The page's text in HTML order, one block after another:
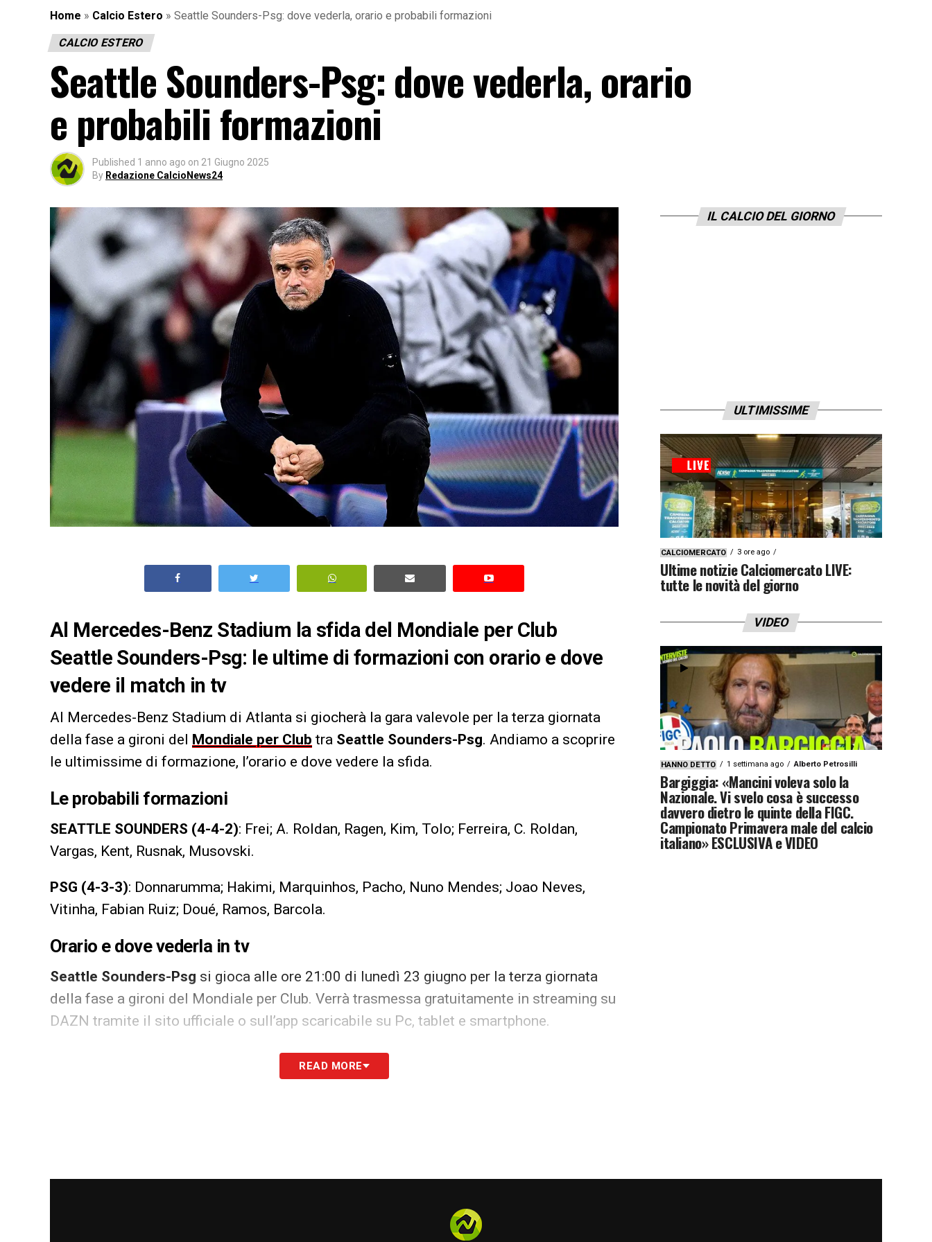
Home » Calcio Estero » Seattle Sounders-Psg: dove vederla, orario e probabili formazioni
CALCIO ESTERO
Seattle Sounders-Psg: dove vederla, orario
e probabili formazioni
Published 1 anno ago on 21 Giugno 2025
By Redazione CalcioNews24
Al Mercedes-Benz Stadium la sfida del Mondiale per Club
Seattle Sounders-Psg: le ultime di formazioni con orario e dove
vedere il match in tv
Al Mercedes-Benz Stadium di Atlanta si giocherà la gara valevole per la terza giornata
della fase a gironi del Mondiale per Club tra Seattle Sounders-Psg. Andiamo a scoprire
le ultimissime di formazione, l’orario e dove vedere la sfida.
Le probabili formazioni
SEATTLE SOUNDERS (4-4-2): Frei; A. Roldan, Ragen, Kim, Tolo; Ferreira, C. Roldan,
Vargas, Kent, Rusnak, Musovski.
PSG (4-3-3): Donnarumma; Hakimi, Marquinhos, Pacho, Nuno Mendes; Joao Neves,
Vitinha, Fabian Ruiz; Doué, Ramos, Barcola.
Orario e dove vederla in tv
Seattle Sounders-Psg si gioca alle ore 21:00 di lunedì 23 giugno per la terza giornata
della fase a gironi del Mondiale per Club. Verrà trasmessa gratuitamente in streaming su
DAZN tramite il sito ufficiale o sull’app scaricabile su Pc, tablet e smartphone.
LA PLAYLIST DELLE NOSTRE TOP NEWSREAD MORE
IL CALCIO DEL GIORNO
ULTIMISSIME
CALCIOMERCATO 3 ore ago
Ultime notizie Calciomercato LIVE:
tutte le novità del giorno
VIDEO
HANNO DETTO 1 settimana ago Alberto Petrosilli
Bargiggia: «Mancini voleva solo la
Nazionale. Vi svelo cosa è successo
davvero dietro le quinte della FIGC.
Campionato Primavera male del calcio
italiano» ESCLUSIVA e VIDEO